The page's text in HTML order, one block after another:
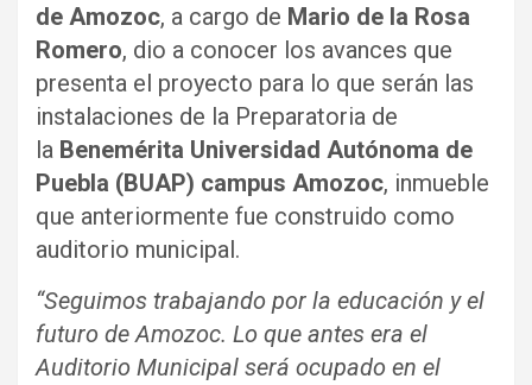
de Amozoc, a cargo de Mario de la Rosa
Romero, dio a conocer los avances que
presenta el proyecto para lo que serán las
instalaciones de la Preparatoria de
la Benemérita Universidad Autónoma de
Puebla (BUAP) campus Amozoc, inmueble
que anteriormente fue construido como
auditorio municipal.
“Seguimos trabajando por la educación y el
futuro de Amozoc. Lo que antes era el
Auditorio Municipal será ocupado en el